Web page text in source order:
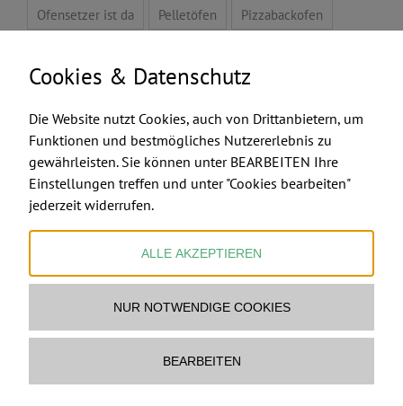
Ofensetzer ist da
Pelletöfen
Pizzabackofen
Tansania
Video Zeichentalent
FEUERMACHER.COM
Ofenbau & Feuerstellen Ltd & Co KG
Mail Feuermacher
Cookies & Datenschutz
Die Website nutzt Cookies, auch von Drittanbietern, um
Funktionen und bestmögliches Nutzererlebnis zu
gewährleisten. Sie können unter BEARBEITEN Ihre
Einstellungen treffen und unter "Cookies bearbeiten"
jederzeit widerrufen.
ALLE AKZEPTIEREN
NUR NOTWENDIGE COOKIES
BEARBEITEN